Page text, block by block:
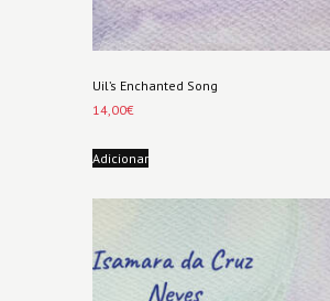
Uil’s Enchanted Song
14,00€
Adicionar